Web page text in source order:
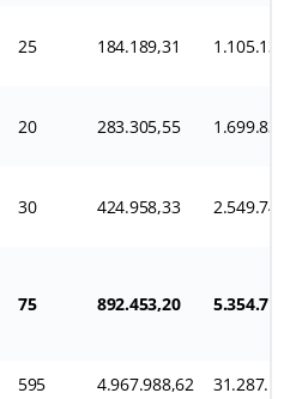
25 184.189,31
20 283.305,55
30 424.958,33
75 892.453,20
595 4.967.988,62